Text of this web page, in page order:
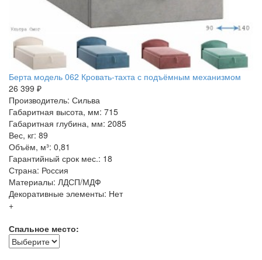
Берта модель 062 Кровать-тахта с подъёмным механизмом
26 399 ₽
Производитель: Сильва
Габаритная высота, мм: 715
Габаритная глубина, мм: 2085
Вес, кг: 89
Объём, м³: 0,81
Гарантийный срок мес.: 18
Страна: Россия
Материалы: ЛДСП/МДФ
Декоративные элементы: Нет
+
Спальное место: